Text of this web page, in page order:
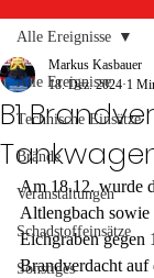
Alle Ereignisse
Technische Einsätze
Brände
Veranstaltungen
Schadstoffeinsätze
Sonstiges
Alle Ereignisse
B1
Markus Kasbauer
18. Dez. 2024 1
Am 18.12. wurde
Altlengbach
Eichgraben gegen
Brandverdacht auf